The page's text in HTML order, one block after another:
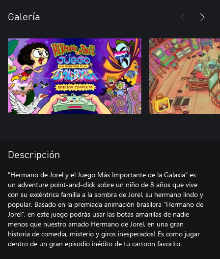
Galería
Descripción
"Hermano de Jorel y el Juego Más Importante de la Galaxia" es
un adventure point-and-click sobre un niño de 8 años que vive
con su excéntrica familia a la sombra de Jorel, su hermano lindo y
popular. Basado en la premiada animación brasilera “Hermano de
Jorel”, en este juego podrás usar las botas amarillas de nadie
menos que nuestro amado Hermano de Jorel, en una gran
historia de comedia, misterio y giros inesperados! Es como jugar
dentro de un gran episodio inédito de tu cartoon favorito.